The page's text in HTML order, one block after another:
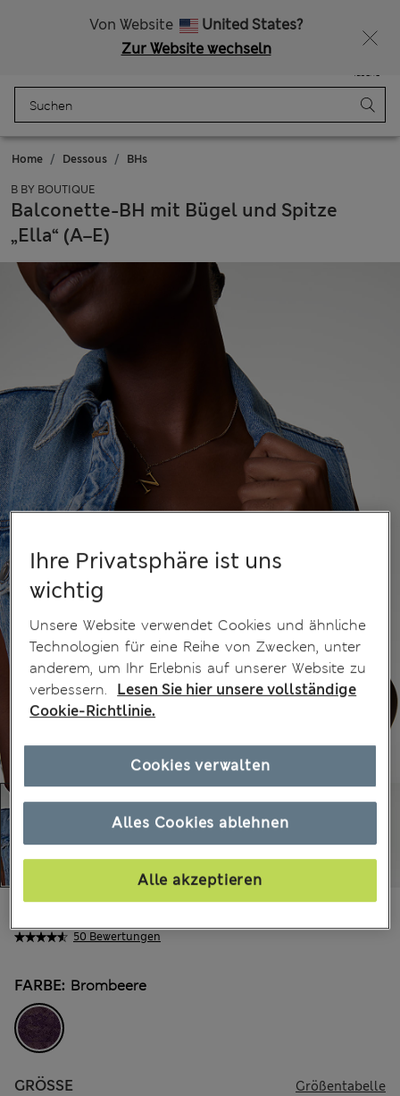
Von Website
United States?
Zur Website wechseln
Tasche
Home Dessous BHs
B BY BOUTIQUE
Balconette-BH mit Bügel und Spitze
„Ella“ (A–E)
50 Bewertungen
€23,00
FARBE: Brombeere
GRÖSSE Größentabelle
Ihre Privatsphäre ist uns
wichtig
Unsere Website verwendet Cookies und ähnliche
Technologien für eine Reihe von Zwecken, unter
anderem, um Ihr Erlebnis auf unserer Website zu
verbessern.
Lesen Sie hier unsere vollständige
Cookie-Richtlinie.
Alles Cookies ablehnen
Alle akzeptieren
Cookies verwalten